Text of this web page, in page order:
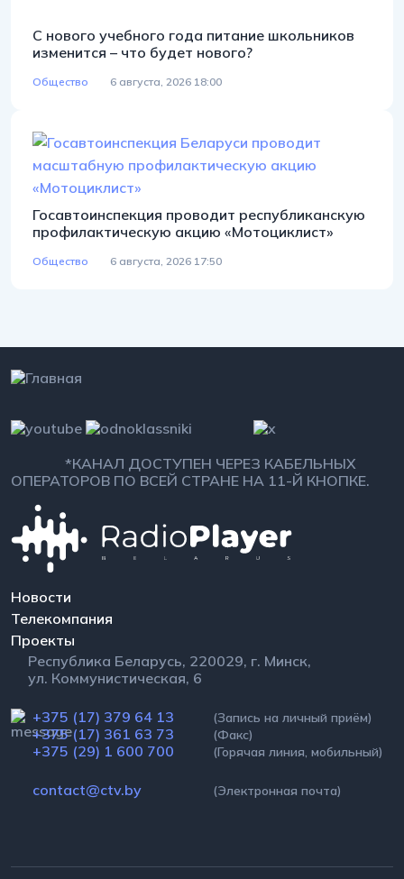
С нового учебного года питание школьников
изменится – что будет нового?
Общество 6 августа, 2026 18:00
Госавтоинспекция проводит республиканскую
профилактическую акцию «Мотоциклист»
Общество 6 августа, 2026 17:50
*КАНАЛ ДОСТУПЕН ЧЕРЕЗ КАБЕЛЬНЫХ
ОПЕРАТОРОВ ПО ВСЕЙ СТРАНЕ НА 11-Й КНОПКЕ.
Новости
Телекомпания
Проекты
Республика Беларусь, 220029, г. Минск,
ул. Коммунистическая, 6
+375 (17) 379 64 13 (Запись на личный приём)
+375 (17) 361 63 73 (Факс)
+375 (29) 1 600 700 (Горячая линия, мобильный)
contact@ctv.by (Электронная почта)